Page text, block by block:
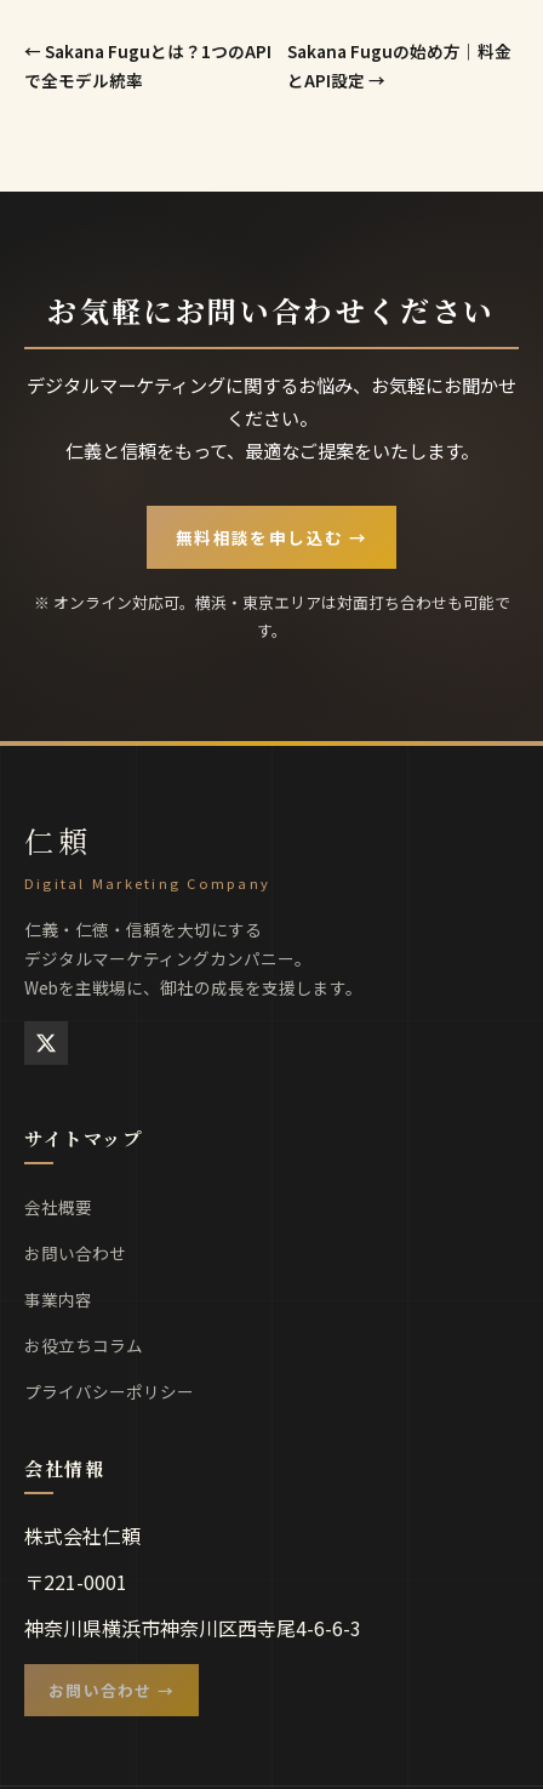
← Sakana Fuguとは？1つのAPI
で全モデル統率
Sakana Fuguの始め方｜料金
とAPI設定 →
お気軽にお問い合わせください
デジタルマーケティングに関するお悩み、お気軽にお聞かせ
ください。
仁義と信頼をもって、最適なご提案をいたします。
無料相談を申し込む →
※ オンライン対応可。横浜・東京エリアは対面打ち合わせも可能で
す。
仁頼
Digital Marketing Company
仁義・仁徳・信頼を大切にする
デジタルマーケティングカンパニー。
Webを主戦場に、御社の成長を支援します。
サイトマップ
会社概要
お問い合わせ
事業内容
お役立ちコラム
プライバシーポリシー
株式会社仁頼
〒221-0001
神奈川県横浜市神奈川区西寺尾4-6-6-3
お問い合わせ →